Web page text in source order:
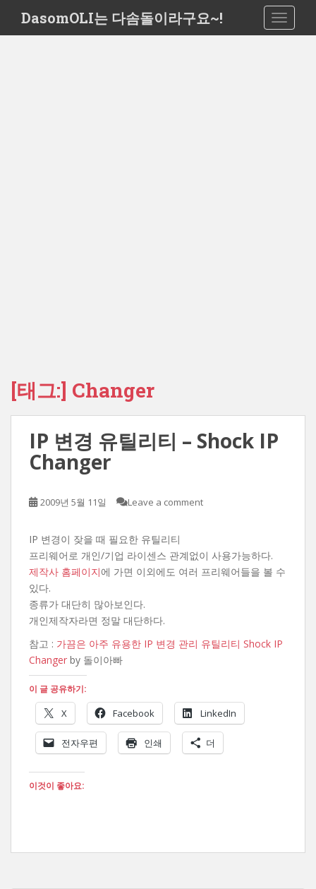
i
DasomOLI는 다솜돌이라구요~!
[태그:] Changer
IP 변경 유틸리티 – Shock IP
Changer
2009년 5월 11일 Leave a comment
IP 변경이 잦을 때 필요한 유틸리티
프리웨어로 개인/기업 라이센스 관계없이 사용가능하다.
제작사 홈페이지에 가면 이외에도 여러 프리웨어들을 볼 수
있다.
종류가 대단히 많아보인다.
개인제작자라면 정말 대단하다.
참고 : 가끔은 아주 유용한 IP 변경 관리 유틸리티 Shock IP
Changer by 돌이아빠
이 글 공유하기:
X Facebook LinkedIn
전자우편 인쇄 더
이것이 좋아요: